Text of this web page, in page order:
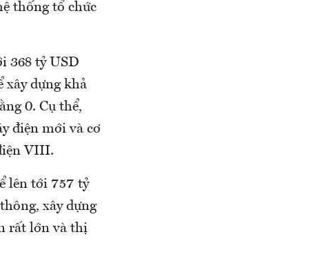
thống tổ chức
368 tỷ USD
xây dựng khả
0. Cụ thể,
điện mới và cơ
VIII.
lên tới 757 tỷ
xây dựng
rất lớn và thị